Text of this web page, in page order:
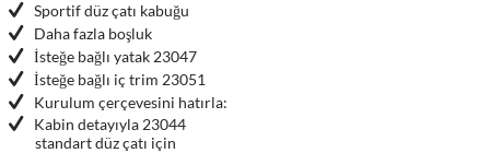
Sportif düz çatı kabuğu
Daha fazla boşluk
İsteğe bağlı yatak 23047
İsteğe bağlı iç trim 23051
Kurulum çerçevesini hatırla:
Kabin detayıyla 23044
standart düz çatı için